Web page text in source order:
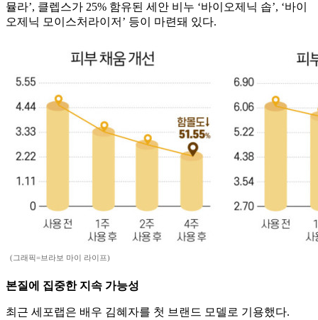
뮬라’, 클렙스가 25% 함유된 세안 비누 ‘바이오제닉 솝’, ‘바이
오제닉 모이스처라이저’ 등이 마련돼 있다.
(그래픽=브라보 마이 라이프)
본질에 집중한 지속 가능성
최근 세포랩은 배우 김혜자를 첫 브랜드 모델로 기용했다.